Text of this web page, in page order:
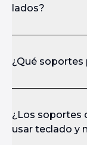
lados?
¿Qué soportes
¿Los soportes
usar teclado y